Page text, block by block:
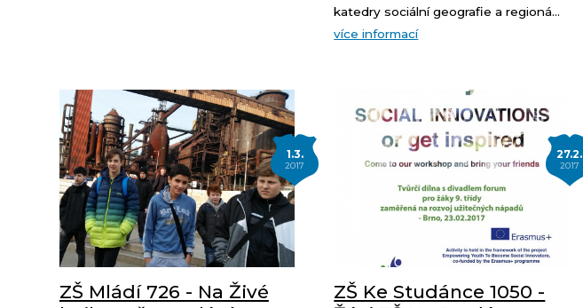
katedry sociální geografie a regioná...
více informací
1.3.
2017
ZŠ Mládí 726 - Na Živé
27.2.
2017
ZŠ Ke Studánce 1050 -